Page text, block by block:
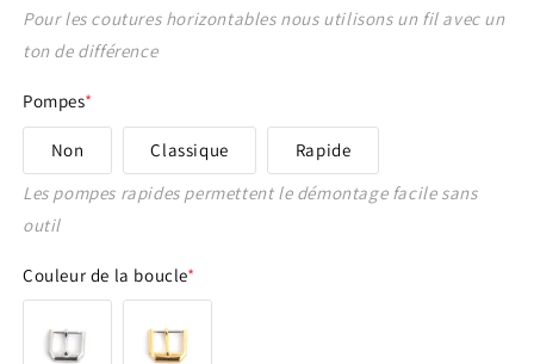
18 - 16 mm
20 - 14 mm
20 - 16 mm
Pour les coutures horizontables nous utilisons un fil avec un
ton de différence
Pompes*
Non Classique
Rapide
Les pompes rapides permettent le démontage facile sans
outil
Couleur de la boucle*